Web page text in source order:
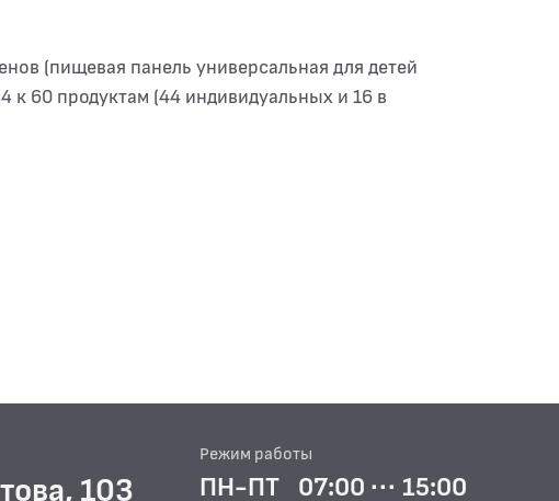
(пищевая панель универсальная для детей
к 60 продуктам (44 индивидуальных и 16 в
103
Режим работы
ПН-ПТ 07:00 ··· 15:00